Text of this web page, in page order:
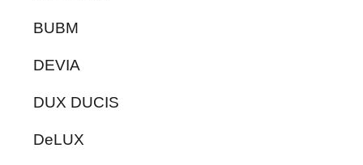
BUBM
DEVIA
DUX DUCIS
DeLUX